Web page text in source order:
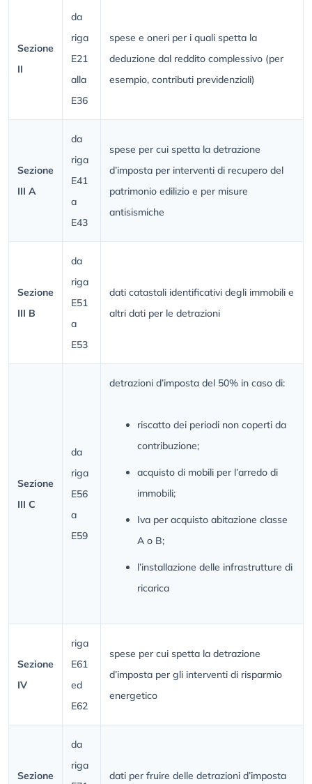
Sezione
II
da
riga
E21
alla
E36
spese e oneri per i quali spetta la
deduzione dal reddito complessivo (per
esempio, contributi previdenziali)
Sezione
III A
da
riga
E41
a
E43
spese per cui spetta la detrazione
d’imposta per interventi di recupero del
patrimonio edilizio e per misure
antisismiche
Sezione
III B
da
riga
E51
a
E53
dati catastali identificativi degli immobili e
altri dati per le detrazioni
Sezione
III C
da
riga
E56
a
E59
detrazioni d’imposta del 50% in caso di:
riscatto dei periodi non coperti da
contribuzione;
acquisto di mobili per l’arredo di
immobili;
Iva per acquisto abitazione classe
A o B;
l’installazione delle infrastrutture di
ricarica
Sezione
IV
riga
E61
ed
E62
spese per cui spetta la detrazione
d’imposta per gli interventi di risparmio
energetico
Sezione
da
riga
dati per fruire delle detrazioni d’imposta